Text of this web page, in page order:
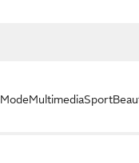
ModeMultimediaSport